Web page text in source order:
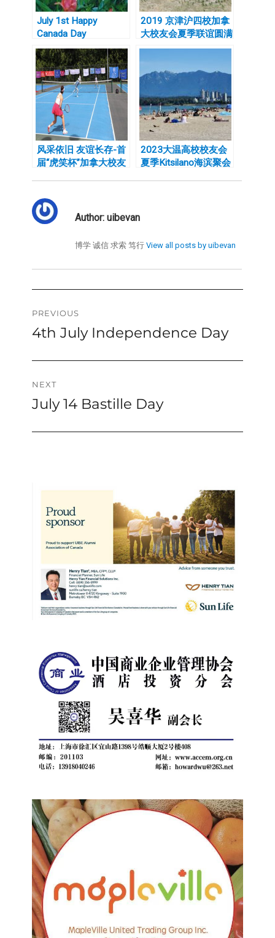
July 1st Happy
Canada Day
2019 京津沪四校加拿
大校友会夏季联谊圆满
举行
风采依旧 友谊长存-首
届“虎笑杯”加拿大校友
2023大温高校校友会
夏季Kitsilano海滨聚会
Author:uibevan
博学 诚信 求索 笃行 View all posts by uibevan
Post
navigation
PREVIOUS
Previous
4th July Independence Day
NEXT
Next
July 14 Bastille Day